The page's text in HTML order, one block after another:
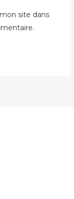
site dans